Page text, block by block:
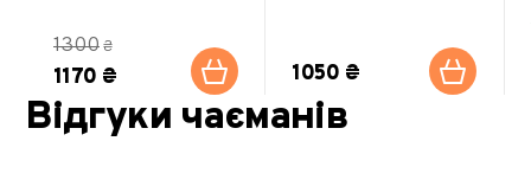
1300₴
1170 ₴ 1050 ₴
Відгуки чаєманів